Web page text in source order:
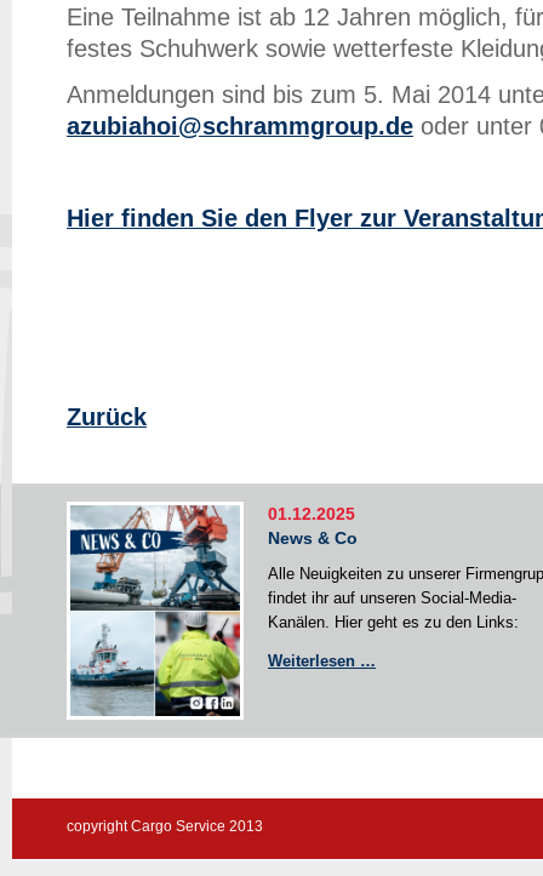
Eine Teilnahme ist ab 12 Jahren möglich,
festes Schuhwerk sowie wetterfeste
Anmeldungen sind bis zum 5. Mai 2014
azubiahoi@schrammgroup.de oder unter
Hier finden Sie den Flyer zur
Zurück
01.12.2025
News & Co
Alle Neuigkeiten zu unserer
findet ihr auf unseren Social-Media-
Kanälen. Hier geht es zu den Links:
Weiterlesen …
copyright Cargo Service 2013